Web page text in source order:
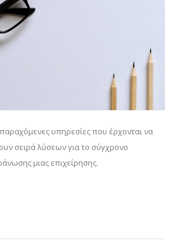
υπηρεσίες που έρχονται να
σειρά λύσεων για το σύγχρονο
μιας επιχείρησης.